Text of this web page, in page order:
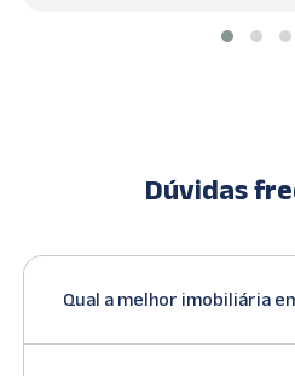
Dúvidas
Qual a melhor imobiliária